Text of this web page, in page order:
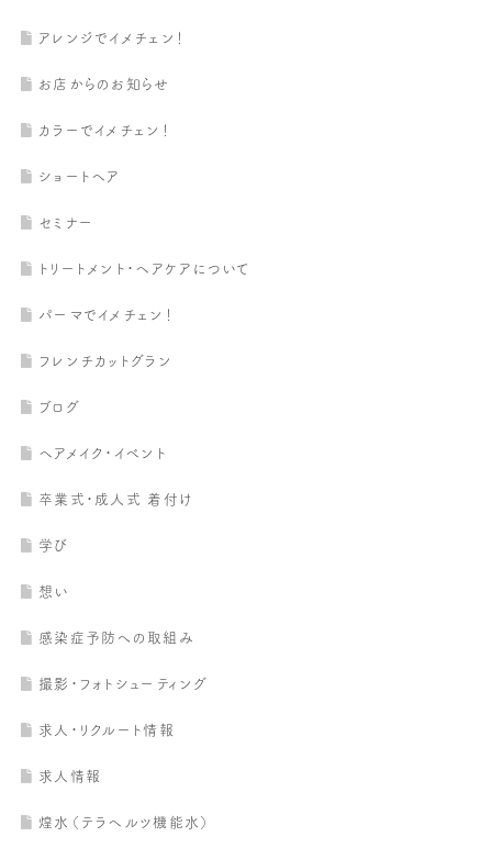
アレンジでイメチェン！
お店からのお知らせ
カラーでイメチェン！
ショートヘア
セミナー
トリートメント・ヘアケアについて
パーマでイメチェン！
フレンチカットグラン
ブログ
ヘアメイク・イベント
卒業式・成人式 着付け
学び
想い
感染症予防への取組み
撮影・フォトシューティング
求人・リクルート情報
求人情報
煌水（テラヘルツ機能水）